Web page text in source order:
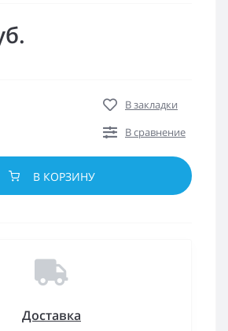
В закладки
В сравнение
В КОРЗИНУ
Доставка